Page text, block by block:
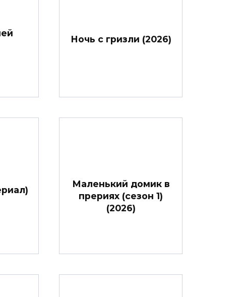
Ночь с гризли (2026)
Маленький домик в
прериях (сезон 1)
(2026)